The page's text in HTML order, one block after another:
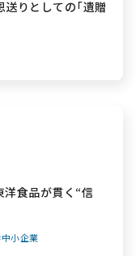
りとしての「遺贈
洋食品が貫く“信
中小企業